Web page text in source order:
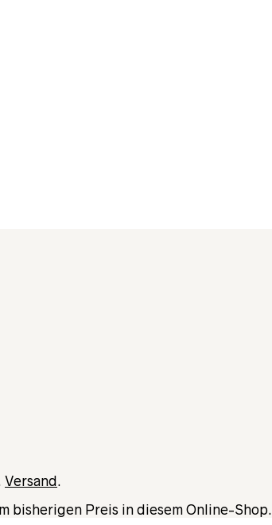
Versand .
bisherigen Preis in diesem Online-Shop.